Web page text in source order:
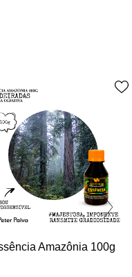
Amazônia 100g